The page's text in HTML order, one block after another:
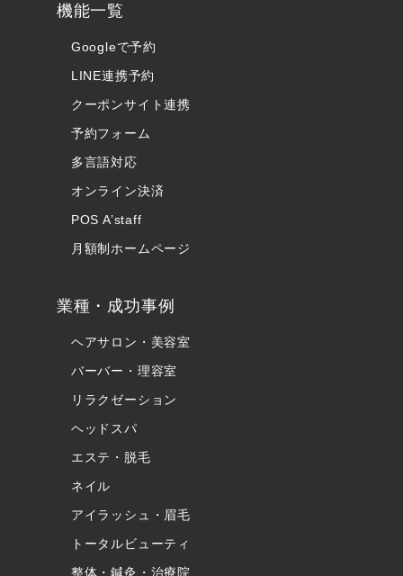
機能一覧
Googleで予約
LINE連携予約
クーポンサイト連携
予約フォーム
多言語対応
オンライン決済
POS A’staff
月額制ホームページ
業種・成功事例
ヘアサロン・美容室
バーバー・理容室
リラクゼーション
ヘッドスパ
エステ・脱毛
ネイル
アイラッシュ・眉毛
トータルビューティ
整体・鍼灸・治療院